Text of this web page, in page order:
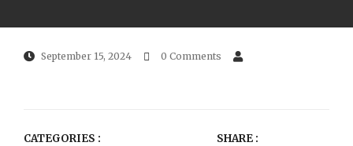
September 15, 2024 0 Comments
CATEGORIES : SHARE :